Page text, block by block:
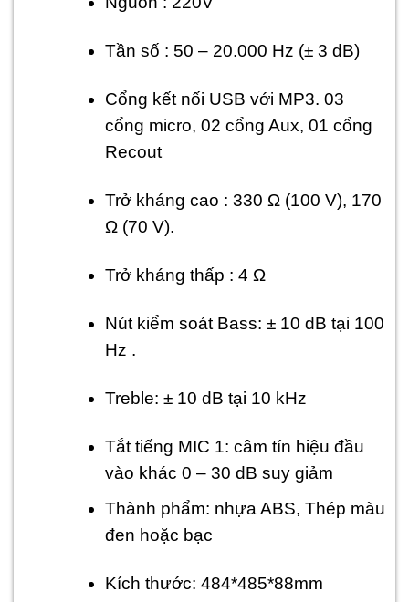
Tần số : 50 – 20.000 Hz (± 3 dB)
Cổng kết nối USB với MP3. 03
cổng micro, 02 cổng Aux, 01 cổng
Recout
Trở kháng cao : 330 Ω (100 V), 170
Ω (70 V).
Trở kháng thấp : 4 Ω
Nút kiểm soát Bass: ± 10 dB tại 100
Hz .
Treble: ± 10 dB tại 10 kHz
Tắt tiếng MIC 1: câm tín hiệu đầu
vào khác 0 – 30 dB suy giảm
Thành phẩm: nhựa ABS, Thép màu
đen hoặc bạc
Kích thước: 484*485*88mm